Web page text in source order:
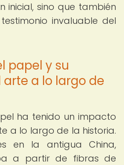
inicial, sino que también
invaluable del
papel y su
a lo largo de
ha tenido un impacto
a lo largo de la historia.
en la antigua China,
a partir de fibras de